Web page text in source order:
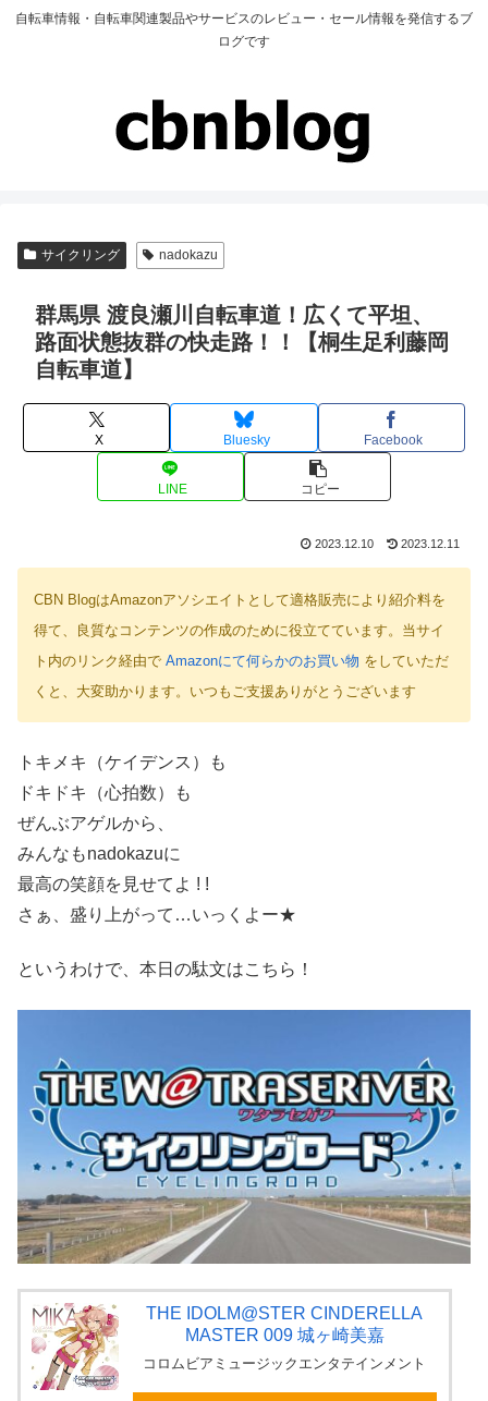
自転車情報・自転車関連製品やサービスのレビュー・セール情報を発信するブ
ログです
サイクリング nadokazu
群馬県 渡良瀬川自転車道！広くて平坦、
路面状態抜群の快走路！！【桐生足利藤岡
自転車道】
X Bluesky Facebook
LINE コピー
2023.12.10 2023.12.11
CBN BlogはAmazonアソシエイトとして適格販売により紹介料を
得て、良質なコンテンツの作成のために役立てています。当サイ
ト内のリンク経由で Amazonにて何らかのお買い物 をしていただ
くと、大変助かります。いつもご支援ありがとうございます
トキメキ（ケイデンス）も
ドキドキ（心拍数）も
ぜんぶアゲルから、
みんなもnadokazuに
最高の笑顔を見せてよ ! !
さぁ、盛り上がって…いっくよー★
というわけで、本日の駄文はこちら！
THE IDOLM@STER CINDERELLA
MASTER 009 城ヶ崎美嘉
コロムビアミュージックエンタテインメント